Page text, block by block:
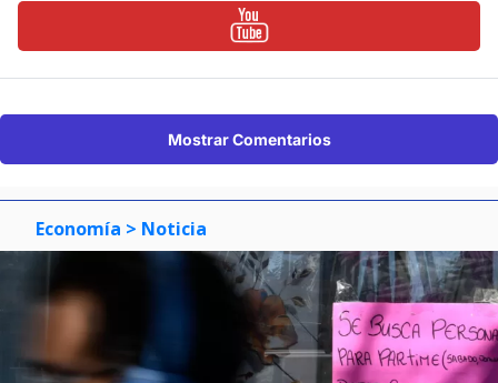
Mostrar Comentarios
Economía > Noticia